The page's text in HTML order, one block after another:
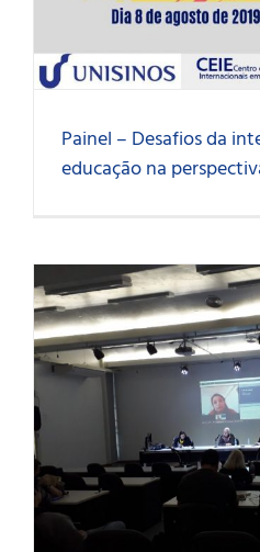
Painel – Desafios da
educação na